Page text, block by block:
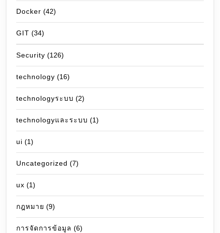
Docker (42)
GIT (34)
Security (126)
technology (16)
technologyระบบ (2)
technologyและระบบ (1)
ui (1)
Uncategorized (7)
ux (1)
กฎหมาย (9)
การจัดการข้อมูล (6)